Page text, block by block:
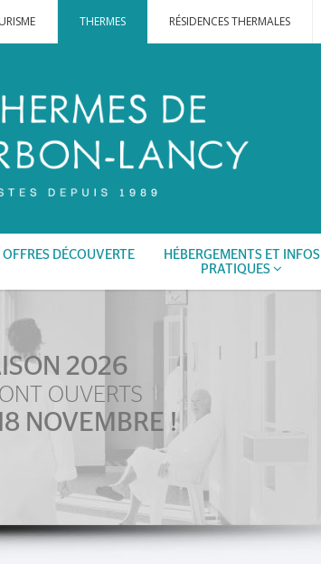
THERMES RÉSIDENCES THERMALES
OFFRES DÉCOUVERTE
HÉBERGEMENTS ET INFOS
PRATIQUES
2026
OUVERTS
NOVEMBRE !